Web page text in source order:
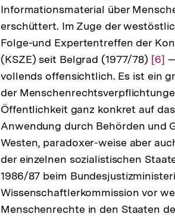
Informationsmaterial über
erschüttert. Im Zuge der
Folge-und Expertentreffen der
(KSZE) seit Belgrad (1977/78) Zur
der
[6]
vollends offensichtlich. Es ist ein
der
Öffentlichkeit ganz konkret auf
Anwendung durch Behörden und
Westen, paradoxer-weise aber
der einzelnen sozialistischen
1986/87 beim
Wissenschaftlerkommission vor
Menschenrechte in den Staaten